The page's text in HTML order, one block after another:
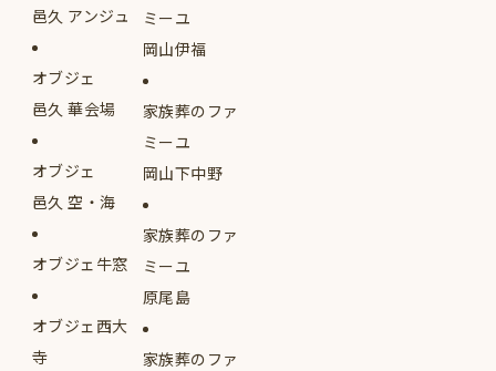
邑久 アンジュ
オブジェ
邑久 華会場
オブジェ
邑久 空・海
オブジェ牛窓
オブジェ西大
寺
ミーユ
岡山伊福
家族葬のファ
ミーユ
岡山下中野
家族葬のファ
ミーユ
原尾島
家族葬のファ